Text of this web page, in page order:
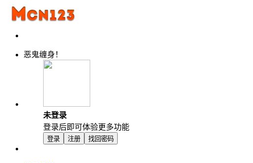
恶鬼缠身！
未登录
登录后即可体验更多功能
登录 注册 找回密码